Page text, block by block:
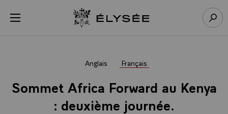
menu Retour à l’accueil Élysée
Anglais Français
Sommet Africa Forward au Kenya
: deuxième journée.
Panneau de gestion des cookies